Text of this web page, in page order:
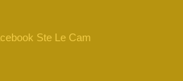
Ste Le Cam